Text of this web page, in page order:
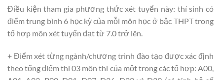
Điều kiện tham gia phương thức xét tuyển này: thí sinh có
điểm trung bình 6 học kỳ của mỗi môn học ở bậc THPT trong
tổ hợp môn xét tuyển đạt từ 7.0 trở lên.
+ Điểm xét từng ngành/chương trình đào tạo được xác định
theo tổng điểm thi 03 môn thi của một trong các tổ hợp: A00,